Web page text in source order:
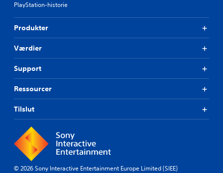
PlayStation-historie
Produkter
Værdier
Support
Ressourcer
Tilslut
© 2026 Sony Interactive Entertainment Europe Limited (SIEE)